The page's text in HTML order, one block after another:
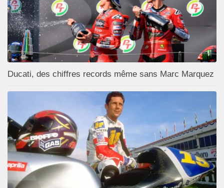
Ducati, des chiffres records même sans Marc Marquez